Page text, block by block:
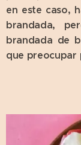
en este caso,
brandada,
brandada de
que preocupar